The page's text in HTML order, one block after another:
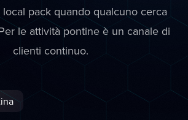
pack quando qualcuno cerca
le attività pontine è un canale di
clienti continuo.